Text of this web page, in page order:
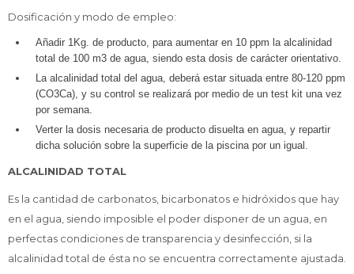
Dosificación y modo de empleo:
Añadir 1Kg. de producto, para aumentar en 10 ppm la alcalinidad
total de 100 m3 de agua, siendo esta dosis de carácter orientativo.
La alcalinidad total del agua, deberá estar situada entre 80-120 ppm
(CO3Ca), y su control se realizará por medio de un test kit una vez
por semana.
Verter la dosis necesaria de producto disuelta en agua, y repartir
dicha solución sobre la superficie de la piscina por un igual.
ALCALINIDAD TOTAL
Es la cantidad de carbonatos, bicarbonatos e hidróxidos que hay
en el agua, siendo imposible el poder disponer de un agua, en
perfectas condiciones de transparencia y desinfección, si la
alcalinidad total de ésta no se encuentra correctamente ajustada.